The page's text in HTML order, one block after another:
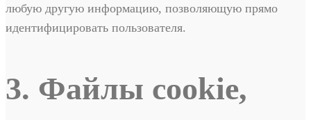
любую другую информацию, позволяющую прямо
идентифицировать пользователя.
3. Файлы cookie,